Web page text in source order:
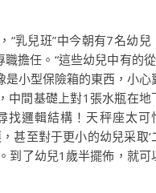
乳兒班”中今朝有7名幼兒
擔任。“這些幼兒中有的
小型保險箱的東西，小心
中間基礎上對1張水瓶在地
找邏輯結構！天秤座太可
甚至對于更小的幼兒采取‘
到了幼兒1歲半擺佈，就可